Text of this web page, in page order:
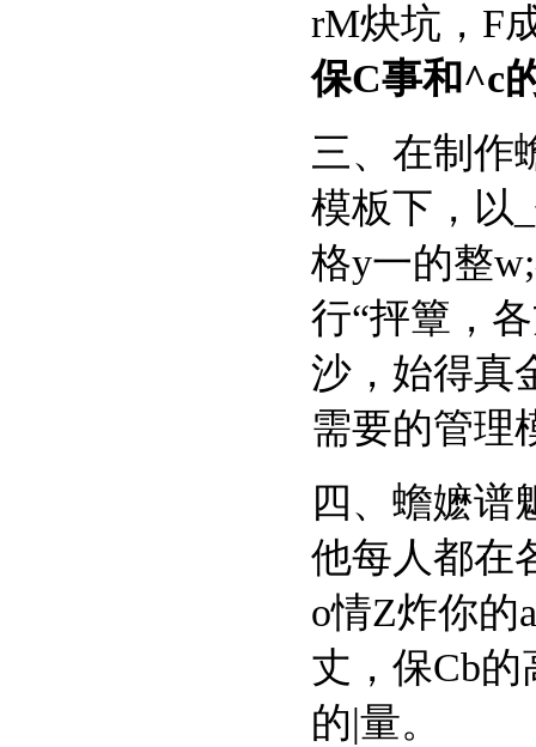
rM炔坑
保C事和^c
三、
模板下
格y一的整
行“抨簟
沙，始
需要的管理
四、蟾嬷
他每人都在各
o情Z炸你
丈，保Cb
的|量。